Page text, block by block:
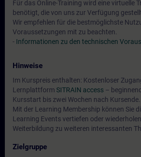
Für das Online-Training wird eine virtuelle
benötigt, die von uns zur Verfügung
Wir empfehlen für die bestmöglichste
Voraussetzungen mit zu beachten.
- Informationen zu den technischen
Hinweise
Im Kurspreis enthalten: Kostenloser
Lernplattform SITRAIN access –
Kursstart bis zwei Wochen nach Kursende.
Mit der Learning Membership können Sie
Learning Events vertiefen oder
Weiterbildung zu weiteren interessanten
Zielgruppe